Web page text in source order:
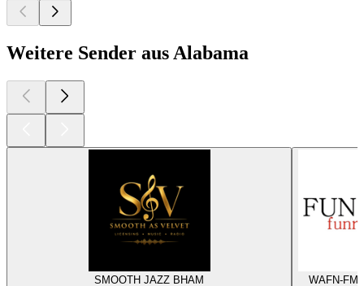
Weitere Sender aus Alabama
SMOOTH JAZZ BHAM
WAFN-FM